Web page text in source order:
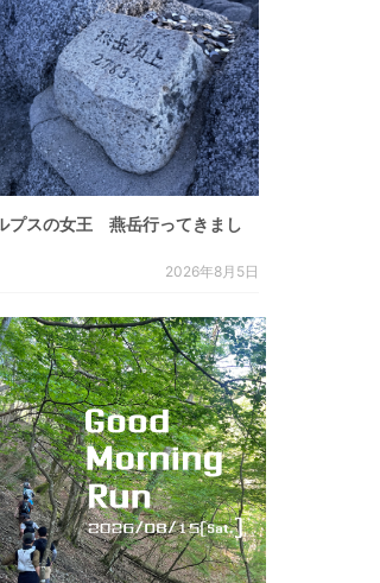
プスの女王 燕岳行ってきまし
2026年8月5日